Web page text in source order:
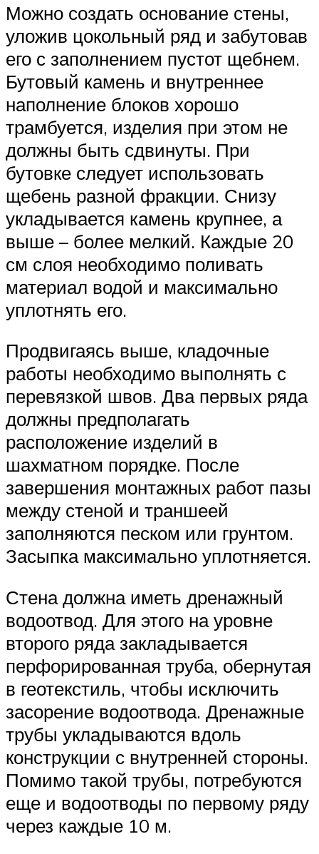
Можно создать основание стены,
уложив цокольный ряд и забутовав
его с заполнением пустот щебнем.
Бутовый камень и внутреннее
наполнение блоков хорошо
трамбуется, изделия при этом не
должны быть сдвинуты. При
бутовке следует использовать
щебень разной фракции. Снизу
укладывается камень крупнее, а
выше – более мелкий. Каждые 20
см слоя необходимо поливать
материал водой и максимально
уплотнять его.
Продвигаясь выше, кладочные
работы необходимо выполнять с
перевязкой швов. Два первых ряда
должны предполагать
расположение изделий в
шахматном порядке. После
завершения монтажных работ пазы
между стеной и траншеей
заполняются песком или грунтом.
Засыпка максимально уплотняется.
Стена должна иметь дренажный
водоотвод. Для этого на уровне
второго ряда закладывается
перфорированная труба, обернутая
в геотекстиль, чтобы исключить
засорение водоотвода. Дренажные
трубы укладываются вдоль
конструкции с внутренней стороны.
Помимо такой трубы, потребуются
еще и водоотводы по первому ряду
через каждые 10 м.